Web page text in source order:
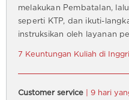
melakukan Pembatalan,
seperti KTP, dan ikuti-
instruksikan oleh layanan
7 Keuntungan Kuliah di
Customer service | 9 hari